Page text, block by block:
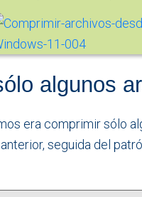
algunos
era comprimir sólo
seguida del